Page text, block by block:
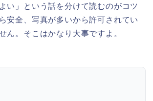
い」という話を分けて読むのがコツ
安全、写真が多いから許可されてい
ん。そこはかなり大事ですよ。